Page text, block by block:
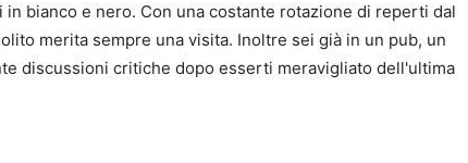
bianco e nero. Con una costante rotazione di reperti dal
merita sempre una visita. Inoltre sei già in un pub, un
discussioni critiche dopo esserti meravigliato dell'ultima